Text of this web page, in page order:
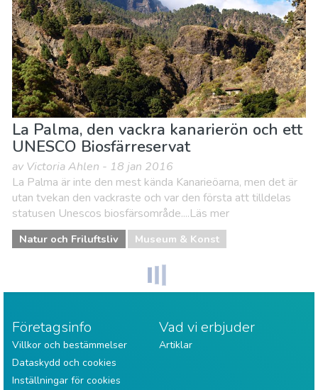
La Palma, den vackra kanarierön och ett
UNESCO Biosfärreservat
av Victoria Ahlen - 18 jan 2016
La Palma är inte den mest kända Kanarieöarna, men det är
utan tvekan den vackraste och var den första att tilldelas
statusen Unescos biosfärsområde....Läs mer
Natur och Friluftsliv Museum & Konst
Företagsinfo
Villkor och bestämmelser
Dataskydd och cookies
Inställningar för cookies
Vad vi erbjuder
Artiklar